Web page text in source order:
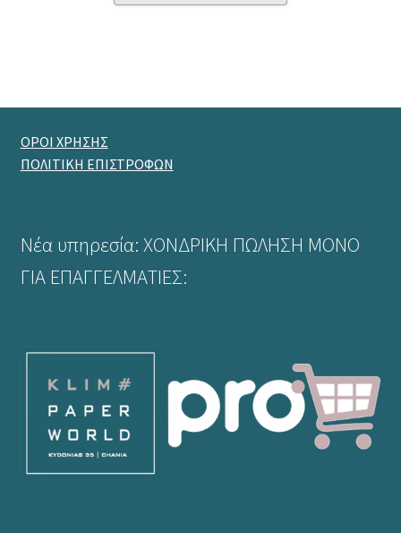
ΟΡΟΙ ΧΡΗΣΗΣ
ΠΟΛΙΤΙΚΗ ΕΠΙΣΤΡΟΦΩΝ
Νέα υπηρεσία: ΧΟΝΔΡΙΚΗ ΠΩΛΗΣΗ ΜΟΝΟ
ΓΙΑ ΕΠΑΓΓΕΛΜΑΤΙΕΣ: